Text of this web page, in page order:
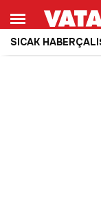
SICAK HABER